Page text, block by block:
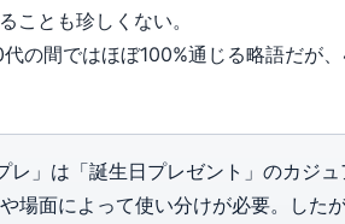
ことも珍しくない。
の間ではほぼ100%通じる略語だが
レ」は「誕生日プレゼント」のカジ
場面によって使い分けが必要。した